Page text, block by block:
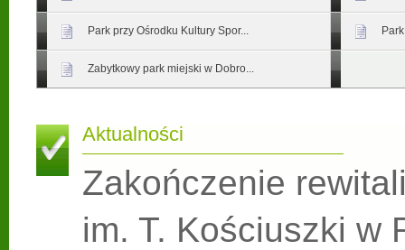
Park przy Ośrodku Kultury Spor...
Zabytkowy park miejski w Dobro...
Aktualności
Zakończenie
im. T. Kościuszki w